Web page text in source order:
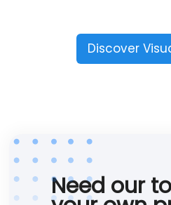
Discover
Need our